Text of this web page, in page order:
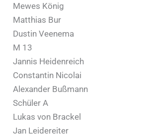
Mewes König
Matthias Bur
Dustin Veenema
M 13
Jannis Heidenreich
Constantin Nicolai
Alexander Bußmann
Schüler A
Lukas von Brackel
Jan Leidereiter